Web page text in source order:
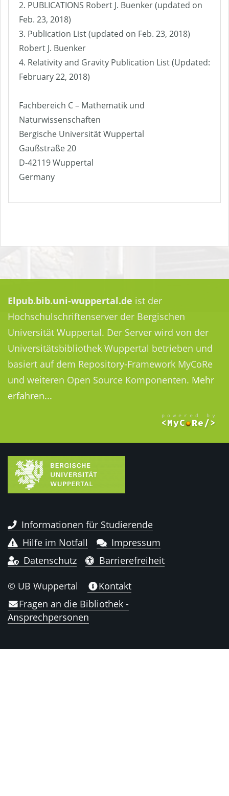
2. PUBLICATIONS Robert J. Buenker (updated on
Feb. 23, 2018)
3. Publication List (updated on Feb. 23, 2018)
Robert J. Buenker
4. Relativity and Gravity Publication List (Updated:
February 22, 2018)
Fachbereich C – Mathematik und
Naturwissenschaften
Bergische Universität Wuppertal
Gaußstraße 20
D-42119 Wuppertal
Germany
Elpub.bib.uni-wuppertal.de ist der
Hochschulschriftenserver der Bergischen
Universität Wuppertal. Der Server wird von der
Universitätsbibliothek Wuppertal betrieben und
basiert auf dem Repository-Framework MyCoRe
und weiteren Open Source Komponenten. Mehr
erfahren...
Informationen für Studierende
Hilfe im Notfall
Impressum
Datenschutz
Barrierefreiheit
© UB Wuppertal
Kontakt
Fragen an die Bibliothek -
Ansprechpersonen